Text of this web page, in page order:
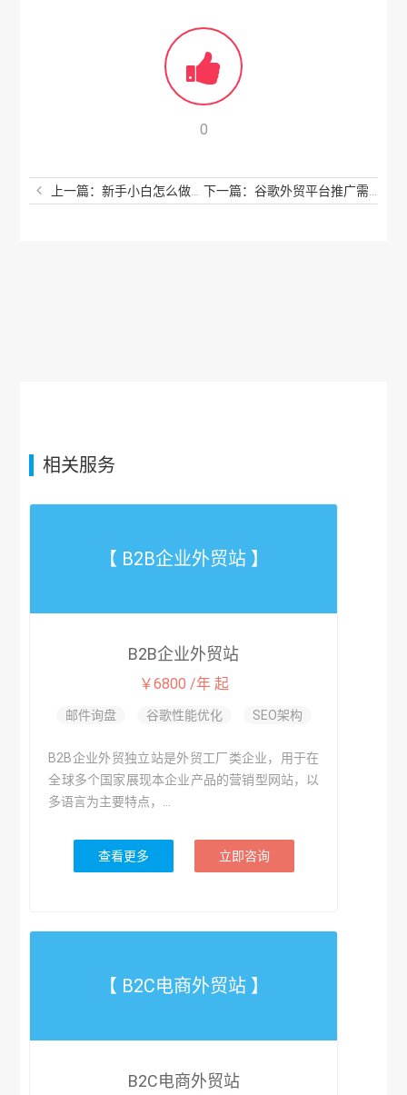
0
上一篇：新手小白怎么做跨境电商？这些我可不轻易透露给别人
相关服务
【 B2B企业外贸站 】
B2B企业外贸站
￥6800 /年 起
邮件询盘 谷歌性能优化 SEO架构
B2B企业外贸独立站是外贸工厂类企业，用于在
全球多个国家展现本企业产品的营销型网站，以
多语言为主要特点，...
查看更多 立即咨询
【 B2C电商外贸站 】
B2C电商外贸站